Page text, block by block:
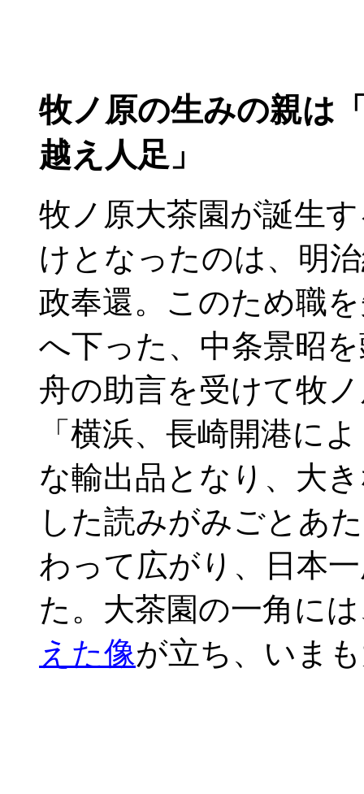
牧ノ原の生みの親は
越え人足」
牧ノ原大茶園が誕生
けとなったのは、明
政奉還。このため職
へ下った、中条景昭
舟の助言を受けて牧
「横浜、長崎開港に
な輸出品となり、大
した読みがみごとあ
わって広がり、日本
た。大茶園の一角に
えた像が立ち、いま